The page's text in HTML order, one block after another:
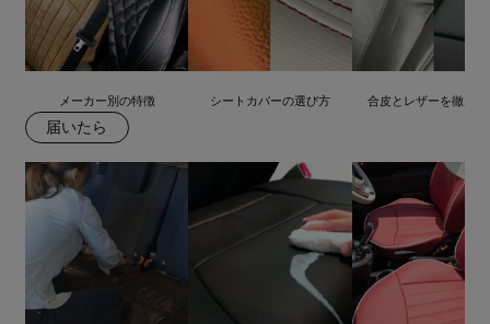
メーカー別の特徴 シートカバーの選び方 合皮とレザーを徹底比
届いたら